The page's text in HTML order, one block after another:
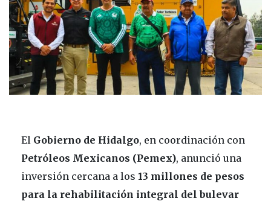
El Gobierno de Hidalgo, en coordinación con
Petróleos Mexicanos (Pemex), anunció una
inversión cercana a los 13 millones de pesos
para la rehabilitación integral del bulevar